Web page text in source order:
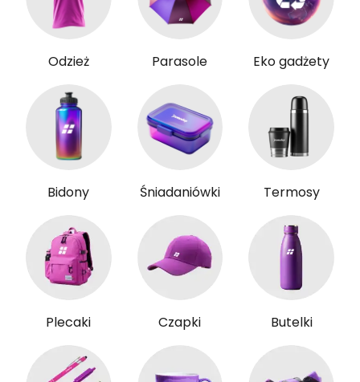
Odzież Parasole Eko gadżety
Bidony Śniadaniówki Termosy
Plecaki Czapki Butelki